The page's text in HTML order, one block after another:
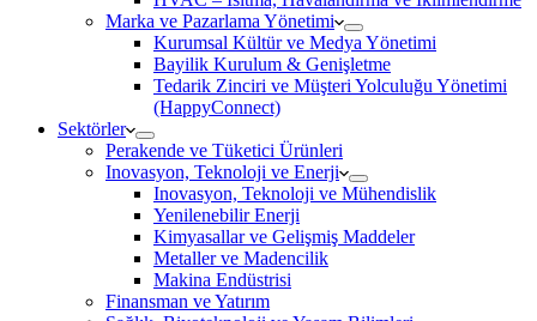
Marka ve Pazarlama Yönetimi
Kurumsal Kültür ve Medya Yönetimi
Bayilik Kurulum & Genişletme
Tedarik Zinciri ve Müşteri Yolculuğu Yönetimi
(HappyConnect)
Sektörler
Perakende ve Tüketici Ürünleri
Inovasyon, Teknoloji ve Enerji
Inovasyon, Teknoloji ve Mühendislik
Yenilenebilir Enerji
Kimyasallar ve Gelişmiş Maddeler
Metaller ve Madencilik
Makina Endüstrisi
Finansman ve Yatırım